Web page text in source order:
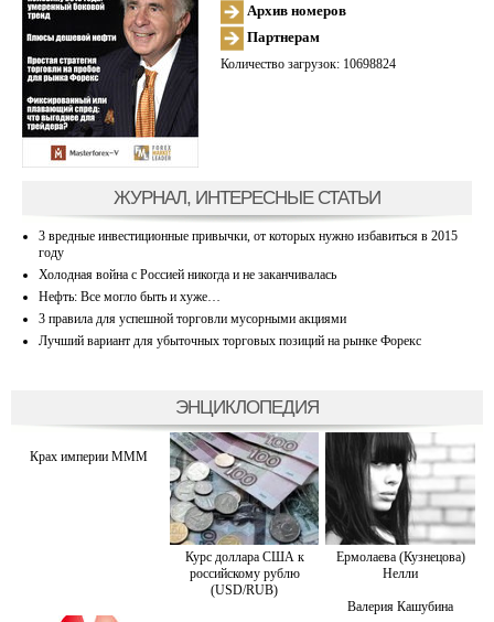
Архив номеров
Партнерам
Количество загрузок: 10698824
ЖУРНАЛ, ИНТЕРЕСНЫЕ СТАТЬИ
3 вредные инвестиционные привычки, от которых нужно избавиться в 2015
году
Холодная война с Россией никогда и не заканчивалась
Нефть: Все могло быть и хуже…
3 правила для успешной торговли мусорными акциями
Лучший вариант для убыточных торговых позиций на рынке Форекс
ЭНЦИКЛОПЕДИЯ
Крах империи МММ
Курс доллара США к
российскому рублю
(USD/RUB)
Ермолаева (Кузнецова)
Нелли
Валерия Кашубина